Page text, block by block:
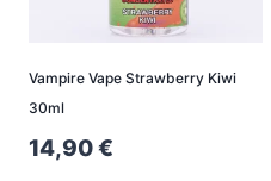
Vampire Vape Strawberry Kiwi
30ml
14,90€